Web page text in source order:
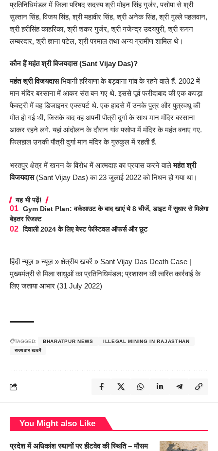
प्रतिनिधिमंडल में जिला परिषद सदस्य श्री मोहन सिंह गुर्जर, पसोपा से श्री
सुल्तान सिंह, विजय सिंह, श्री महावीर सिंह, श्री अनेक सिंह, श्री गुल्ले पहलवान,
श्री हरीसिंह काहरिका, श्री शंकर गुर्जर, श्री गजेन्द्र उदयपुरी, श्री रूगन
लम्बरदार, श्री ज्ञाना पटेल, श्री परमाल तथा अन्य ग्रामीण शामिल थे।
कौन हैं महंत श्री विजयदास (Sant Vijay Das)?
महंत श्री विजयदासभिवानी हरियाणा के बड़वाना गांव के रहने वाले हैं. 2002 में
मान मंदिर बरसाना में आकर संत बन गए थे. इससे पूर्व फरीदाबाद की एक कपड़ा
फैक्ट्री में वह डिजाइनर एक्सपर्ट थे. एक हादसे में उनके पुत्र और पुत्रवधू की
मौत हो गई थी, जिसके बाद वह अपनी पौत्री दुर्गा के साथ मान मंदिर बरसाना
आकर रहने लगे. यहां आंदोलन के दौरान गांव पसोपा में मंदिर के महंत बनाए गए.
फिलहाल उनकी पौत्री दुर्गा मान मंदिर के गुरुकुल में रहती हैं.
भरतपुर क्षेत्र में खनन के विरोध में आत्मदाह का प्रयास करने वालेमहंत श्री
विजयदास(Sant Vijay Das) का 23 जुलाई 2022 को निधन हो गया था।
यह भी पढ़ें!
Gym Diet Plan: वर्कआउट के बाद खाएं ये 8 चीजें, डाइट में सुधार से मिलेगा
बेहतर रिजल्ट
दिवाली 2024 के लिए बेस्ट फेस्टिवल ऑफर्स और छूट
हिंदी न्यूज़ »न्यूज़ » क्षेत्रीय खबरें » Sant Vijay Das Death Case |
मुख्यमंत्री से मिला साधुओं का प्रतिनिधिमंडल; प्रशासन की त्वरित कार्रवाई के
लिए जताया आभार (31 July 2022)
TAGGED: BHARATPUR NEWS
ILLEGAL MINING IN RAJASTHAN
राज्यवार खबरें
You Might also Like
प्रदेश में अधिकांश स्थानों पर हीटवेव की स्थिति – मौसम